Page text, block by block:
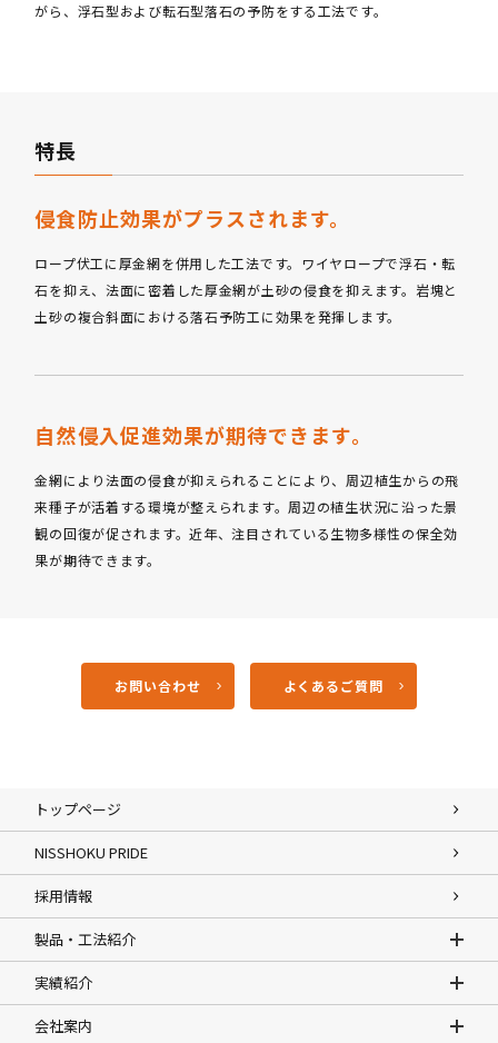
がら、浮石型および転石型落石の予防をする工法です。
特長
侵食防止効果がプラスされます。
ロープ伏工に厚金網を併用した工法です。ワイヤロープで浮石・転
石を抑え、法面に密着した厚金網が土砂の侵食を抑えます。岩塊と
土砂の複合斜面における落石予防工に効果を発揮します。
自然侵入促進効果が期待できます。
金網により法面の侵食が抑えられることにより、周辺植生からの飛
来種子が活着する環境が整えられます。周辺の植生状況に沿った景
観の回復が促されます。近年、注目されている生物多様性の保全効
果が期待できます。
お問い合わせ よくあるご質問
トップページ
NISSHOKU PRIDE
採用情報
製品・工法紹介
実績紹介
会社案内